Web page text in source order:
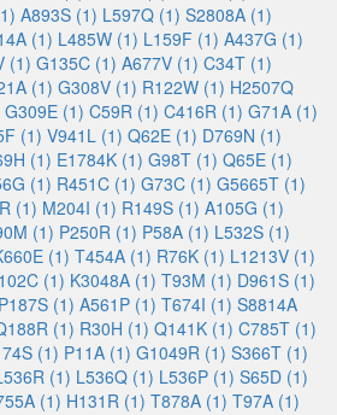
A893S (1) L597Q (1) S2808A (1)
(1) L485W (1) L159F (1) A437G (1)
(1) G135C (1) A677V (1) C34T (1)
(1) G308V (1) R122W (1) H2507Q
G309E (1) C59R (1) C416R (1) G71A (1)
(1) V941L (1) Q62E (1) D769N (1)
(1) E1784K (1) G98T (1) Q65E (1)
(1) R451C (1) G73C (1) G5665T (1)
(1) M204I (1) R149S (1) A105G (1)
(1) P250R (1) P58A (1) L532S (1)
(1) T454A (1) R76K (1) L1213V (1)
(1) K3048A (1) T93M (1) D961S (1)
P187S (1) A561P (1) T674I (1) S8814A
(1) R30H (1) Q141K (1) C785T (1)
(1) P11A (1) G1049R (1) S366T (1)
(1) L536Q (1) L536P (1) S65D (1)
(1) H131R (1) T878A (1) T97A (1)